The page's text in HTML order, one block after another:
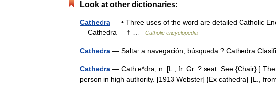
Look at other dictionaries:
Cathedra — • Three uses of the word are detailed Catholic
Cathedra † …
Catholic encyclopedia
Cathedra — Saltar a navegación, búsqueda ? Cathedra
Cathedra — Cath e*dra, n. [L., fr. Gr. ? seat. See {Chair}.]
person in high authority. [1913 Webster] {Ex cathedra} [L.,